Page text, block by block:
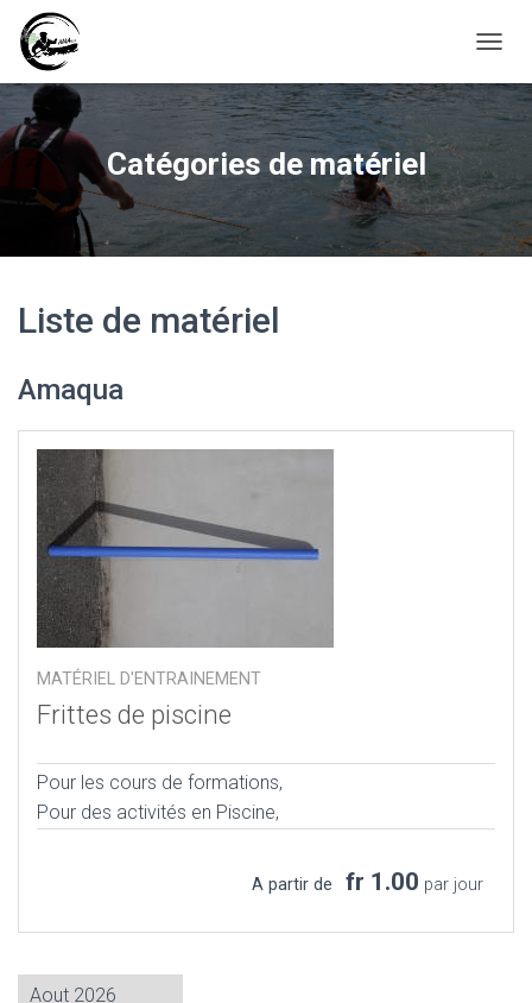
É
P
I
E
R
Catégories de matériel
Liste de matériel
Amaqua
MATÉRIEL D'ENTRAINEMENT
Frittes de piscine
Pour les cours de formations,
Pour des activités en Piscine,
A partir de fr 1.00 par jour